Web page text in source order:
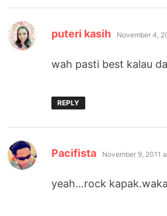
puteri kasih says:
November 4,
wah pasti best kalau
REPLY
Pacifista says:
November 9, 2011
yeah…rock